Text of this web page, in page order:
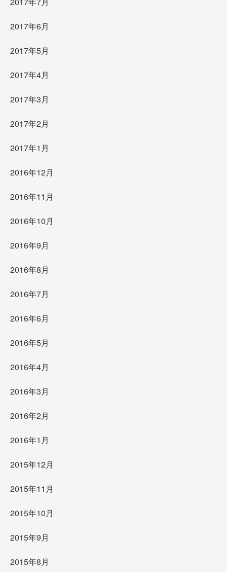
2017年6月
2017年5月
2017年4月
2017年3月
2017年2月
2017年1月
2016年12月
2016年11月
2016年10月
2016年9月
2016年8月
2016年7月
2016年6月
2016年5月
2016年4月
2016年3月
2016年2月
2016年1月
2015年12月
2015年11月
2015年10月
2015年9月
2015年8月